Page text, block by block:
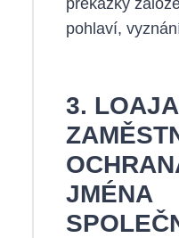
pohlaví,
3.
JMÉNA